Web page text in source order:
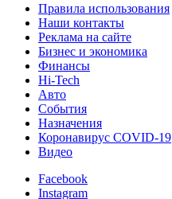
Правила использования
Наши контакты
Реклама на сайте
Бизнес и экономика
Финансы
Hi-Tech
Авто
События
Назначения
Коронавирус COVID-19
Видео
Facebook
Instagram